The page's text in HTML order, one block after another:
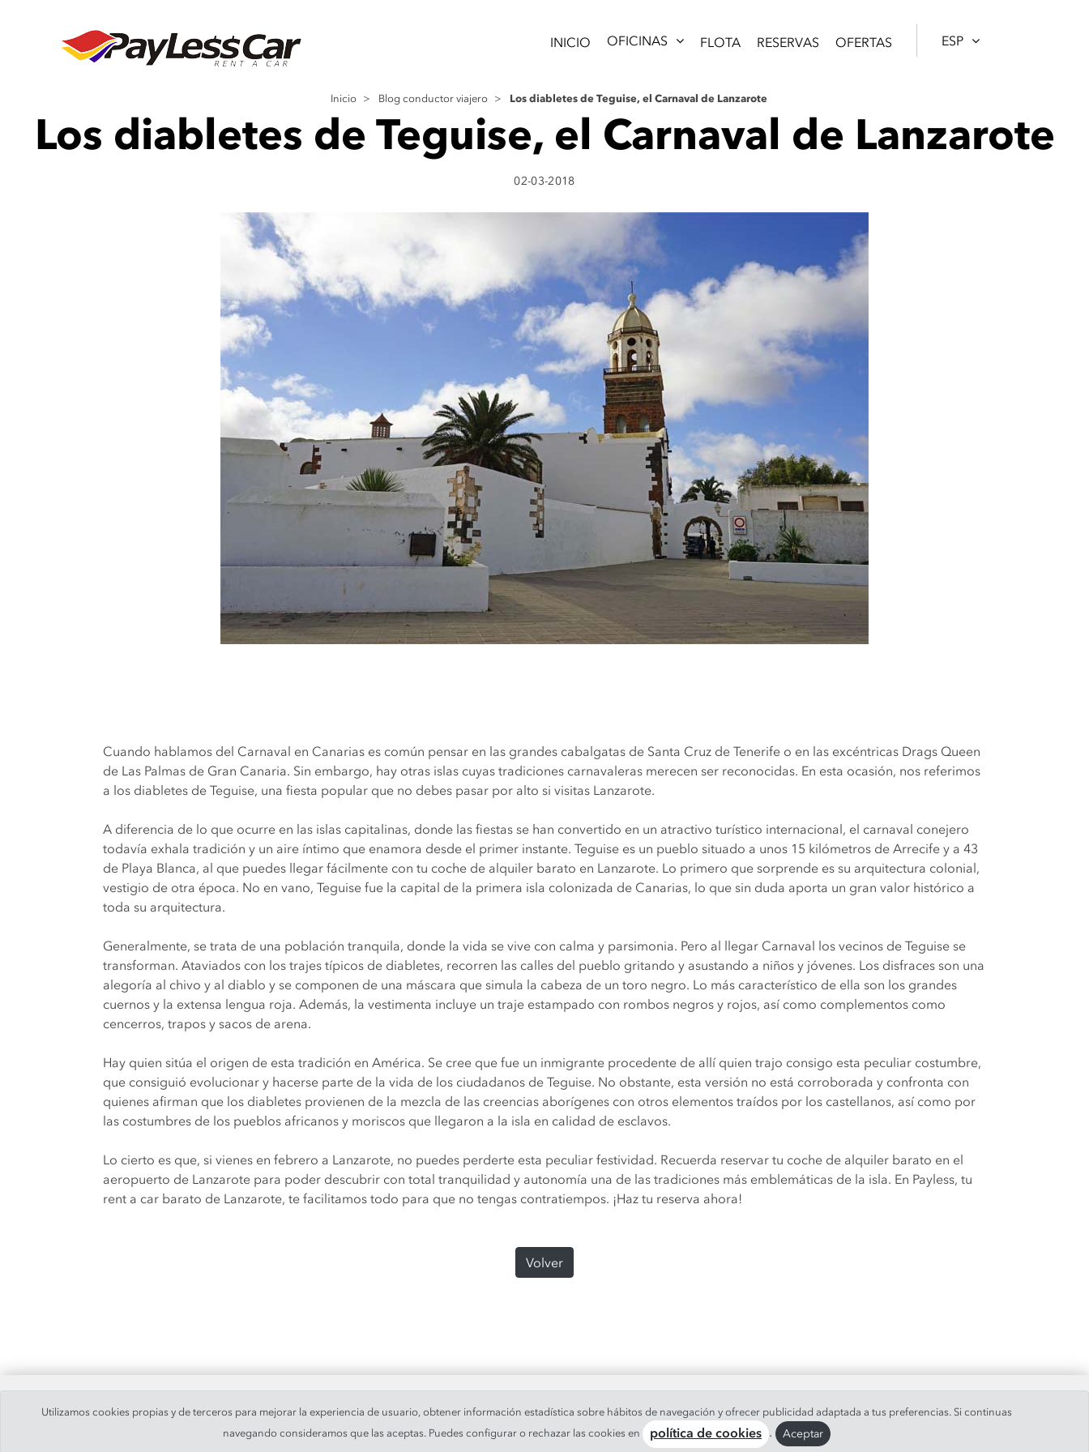
ESP
INICIO OFICINAS FLOTA RESERVAS OFERTAS
Inicio > Blog conductor viajero > Los diabletes de Teguise, el Carnaval de Lanzarote
Los diabletes de Teguise, el Carnaval de Lanzarote
02-03-2018
Cuando hablamos del Carnaval en Canarias es común pensar en las grandes cabalgatas de Santa Cruz de Tenerife o en las excéntricas Drags Queen
de Las Palmas de Gran Canaria. Sin embargo, hay otras islas cuyas tradiciones carnavaleras merecen ser reconocidas. En esta ocasión, nos referimos
a los diabletes de Teguise, una fiesta popular que no debes pasar por alto si visitas Lanzarote.
A diferencia de lo que ocurre en las islas capitalinas, donde las fiestas se han convertido en un atractivo turístico internacional, el carnaval conejero
todavía exhala tradición y un aire íntimo que enamora desde el primer instante. Teguise es un pueblo situado a unos 15 kilómetros de Arrecife y a 43
de Playa Blanca, al que puedes llegar fácilmente con tu coche de alquiler barato en Lanzarote. Lo primero que sorprende es su arquitectura colonial,
vestigio de otra época. No en vano, Teguise fue la capital de la primera isla colonizada de Canarias, lo que sin duda aporta un gran valor histórico a
toda su arquitectura.
Generalmente, se trata de una población tranquila, donde la vida se vive con calma y parsimonia. Pero al llegar Carnaval los vecinos de Teguise se
transforman. Ataviados con los trajes típicos de diabletes, recorren las calles del pueblo gritando y asustando a niños y jóvenes. Los disfraces son una
alegoría al chivo y al diablo y se componen de una máscara que simula la cabeza de un toro negro. Lo más característico de ella son los grandes
cuernos y la extensa lengua roja. Además, la vestimenta incluye un traje estampado con rombos negros y rojos, así como complementos como
cencerros, trapos y sacos de arena.
Hay quien sitúa el origen de esta tradición en América. Se cree que fue un inmigrante procedente de allí quien trajo consigo esta peculiar costumbre,
que consiguió evolucionar y hacerse parte de la vida de los ciudadanos de Teguise. No obstante, esta versión no está corroborada y confronta con
quienes afirman que los diabletes provienen de la mezcla de las creencias aborígenes con otros elementos traídos por los castellanos, así como por
las costumbres de los pueblos africanos y moriscos que llegaron a la isla en calidad de esclavos.
Lo cierto es que, si vienes en febrero a Lanzarote, no puedes perderte esta peculiar festividad. Recuerda reservar tu coche de alquiler barato en el
aeropuerto de Lanzarote para poder descubrir con total tranquilidad y autonomía una de las tradiciones más emblemáticas de la isla. En Payless, tu
rent a car barato de Lanzarote, te facilitamos todo para que no tengas contratiempos. ¡Haz tu reserva ahora!
Volver
© 2019 -PaylessCar, S.A.. Todos los derechos reservados.Aviso legal |Condiciones|Info Cookies| 928 514 459/
Utilizamos cookies propias y de terceros para mejorar la experiencia de usuario, obtener información estadística sobre hábitos de navegación y ofrecer publicidad adaptada a tus preferencias. Si continuas
navegando consideramos que las aceptas. Puedes configurar o rechazar las cookies en
política de cookies . Aceptar